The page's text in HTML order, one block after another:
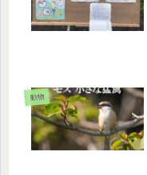
動物